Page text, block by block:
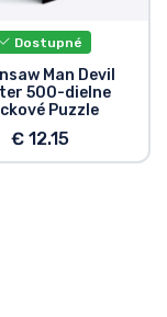
Dostupné
Man Devil
500-dielne
Puzzle
€ 12.15